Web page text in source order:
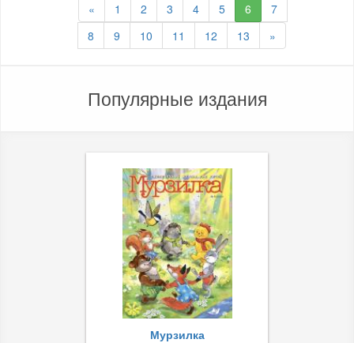
« 1 2 3 4 5 6
7
8
9 10 11 12 13 »
Популярные издания
Мурзилка